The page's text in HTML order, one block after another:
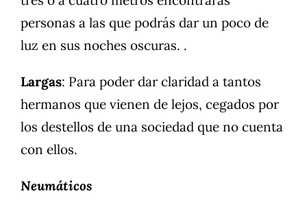
personas a las que podrás dar un poco de
luz en sus noches oscuras. .
Largas: Para poder dar claridad a tantos
hermanos que vienen de lejos, cegados por
los destellos de una sociedad que no cuenta
con ellos.
Neumáticos